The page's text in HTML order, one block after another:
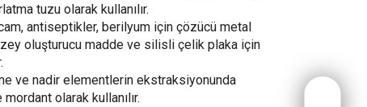
tuzu olarak kullanılır.
antiseptikler, berilyum için çözücü metal
oluşturucu madde ve silisli çelik plaka için
ve nadir elementlerin ekstraksiyonunda
olarak kullanılır.